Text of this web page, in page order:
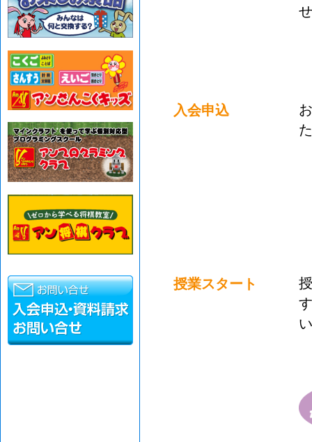
入会申込
授業スタート